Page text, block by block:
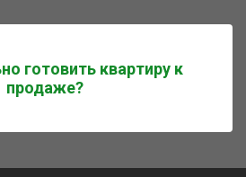
готовить квартиру к
продаже?